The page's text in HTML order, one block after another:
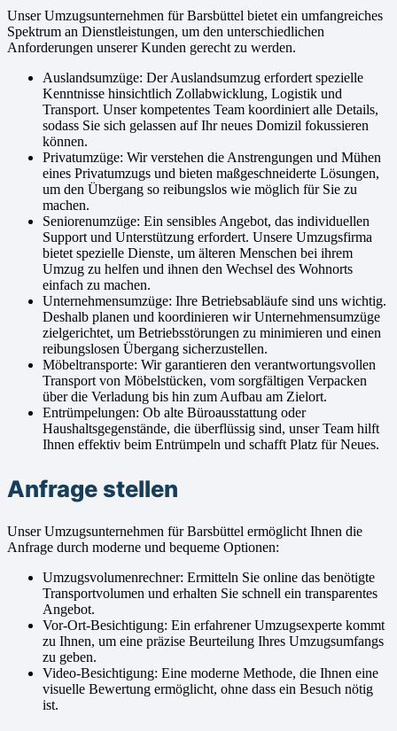
Unser Umzugsunternehmen für Barsbüttel bietet ein umfangreiches
Spektrum an Dienstleistungen, um den unterschiedlichen
Anforderungen unserer Kunden gerecht zu werden.
Auslandsumzüge: Der Auslandsumzug erfordert spezielle
Kenntnisse hinsichtlich Zollabwicklung, Logistik und
Transport. Unser kompetentes Team koordiniert alle Details,
sodass Sie sich gelassen auf Ihr neues Domizil fokussieren
können.
Privatumzüge: Wir verstehen die Anstrengungen und Mühen
eines Privatumzugs und bieten maßgeschneiderte Lösungen,
um den Übergang so reibungslos wie möglich für Sie zu
machen.
Seniorenumzüge: Ein sensibles Angebot, das individuellen
Support und Unterstützung erfordert. Unsere Umzugsfirma
bietet spezielle Dienste, um älteren Menschen bei ihrem
Umzug zu helfen und ihnen den Wechsel des Wohnorts
einfach zu machen.
Unternehmensumzüge: Ihre Betriebsabläufe sind uns wichtig.
Deshalb planen und koordinieren wir Unternehmensumzüge
zielgerichtet, um Betriebsstörungen zu minimieren und einen
reibungslosen Übergang sicherzustellen.
Möbeltransporte: Wir garantieren den verantwortungsvollen
Transport von Möbelstücken, vom sorgfältigen Verpacken
über die Verladung bis hin zum Aufbau am Zielort.
Entrümpelungen: Ob alte Büroausstattung oder
Haushaltsgegenstände, die überflüssig sind, unser Team hilft
Ihnen effektiv beim Entrümpeln und schafft Platz für Neues.
Anfrage stellen
Unser Umzugsunternehmen für Barsbüttel ermöglicht Ihnen die
Anfrage durch moderne und bequeme Optionen:
Umzugsvolumenrechner: Ermitteln Sie online das benötigte
Transportvolumen und erhalten Sie schnell ein transparentes
Angebot.
Vor-Ort-Besichtigung: Ein erfahrener Umzugsexperte kommt
zu Ihnen, um eine präzise Beurteilung Ihres Umzugsumfangs
zu geben.
Video-Besichtigung: Eine moderne Methode, die Ihnen eine
visuelle Bewertung ermöglicht, ohne dass ein Besuch nötig
ist.